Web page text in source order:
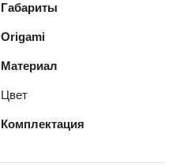
Габариты
Origami
Материал
Цвет
Комплектация